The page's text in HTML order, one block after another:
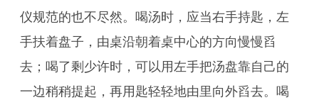
仪规范的也不尽然。喝汤时，应当右手持匙，左
手扶着盘子，由桌沿朝着桌中心的方向慢慢舀
去；喝了剩少许时，可以用左手把汤盘靠自己的
一边稍稍提起，再用匙轻轻地由里向外舀去。喝